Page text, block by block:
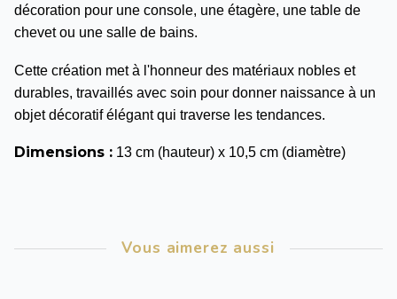
décoration pour une console, une étagère, une table de
chevet ou une salle de bains.
Cette création met à l'honneur des matériaux nobles et
durables, travaillés avec soin pour donner naissance à un
objet décoratif élégant qui traverse les tendances.
Dimensions : 13 cm (hauteur) x 10,5 cm (diamètre)
Vous aimerez aussi